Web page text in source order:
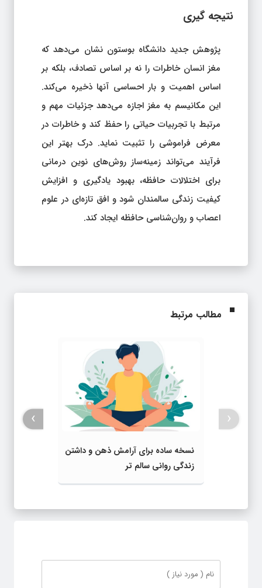
نتیجه‌ گیری
پژوهش جدید دانشگاه بوستون نشان می‌دهد که
مغز انسان خاطرات را نه بر اساس تصادف، بلکه بر
اساس اهمیت و بار احساسی آنها ذخیره می‌کند.
این مکانیسم به مغز اجازه می‌دهد جزئیات مهم و
مرتبط با تجربیات حیاتی را حفظ کند و خاطرات در
معرض فراموشی را تثبیت نماید. درک بهتر این
فرآیند می‌تواند زمینه‌ساز روش‌های نوین درمانی
برای اختلالات حافظه، بهبود یادگیری و افزایش
کیفیت زندگی سالمندان شود و افق تازه‌ای در علوم
اعصاب و روان‌شناسی حافظه ایجاد کند.
مطالب مرتبط
نسخه ساده برای آرامش ذهن و داشتن
زندگی روانی سالم تر
‹
›